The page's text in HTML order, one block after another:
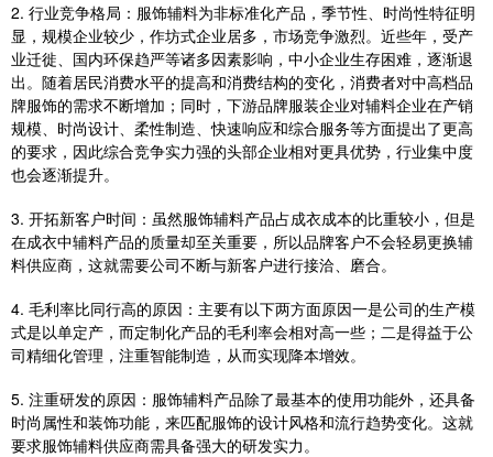
2. 行业竞争格局：服饰辅料为非标准化产品，季节性、时尚性特征明
显，规模企业较少，作坊式企业居多，市场竞争激烈。近些年，受产
业迁徙、国内环保趋严等诸多因素影响，中小企业生存困难，逐渐退
出。随着居民消费水平的提高和消费结构的变化，消费者对中高档品
牌服饰的需求不断增加；同时，下游品牌服装企业对辅料企业在产销
规模、时尚设计、柔性制造、快速响应和综合服务等方面提出了更高
的要求，因此综合竞争实力强的头部企业相对更具优势，行业集中度
也会逐渐提升。
3. 开拓新客户时间：虽然服饰辅料产品占成衣成本的比重较小，但是
在成衣中辅料产品的质量却至关重要，所以品牌客户不会轻易更换辅
料供应商，这就需要公司不断与新客户进行接洽、磨合。
4. 毛利率比同行高的原因：主要有以下两方面原因一是公司的生产模
式是以单定产，而定制化产品的毛利率会相对高一些；二是得益于公
司精细化管理，注重智能制造，从而实现降本增效。
5. 注重研发的原因：服饰辅料产品除了最基本的使用功能外，还具备
时尚属性和装饰功能，来匹配服饰的设计风格和流行趋势变化。这就
要求服饰辅料供应商需具备强大的研发实力。